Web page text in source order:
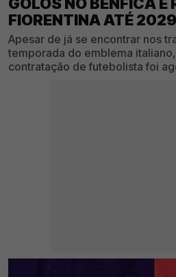
GOLOS NO BENFICA É
FIORENTINA ATÉ 2029
Apesar de já se encontrar nos
temporada do emblema
contratação de futebolista foi